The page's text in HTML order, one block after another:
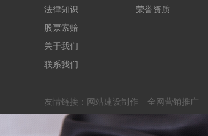
法律知识
股票索赔
关于我们
联系我们
荣誉资质
友情链接： 网站建设制作 全网营销推广